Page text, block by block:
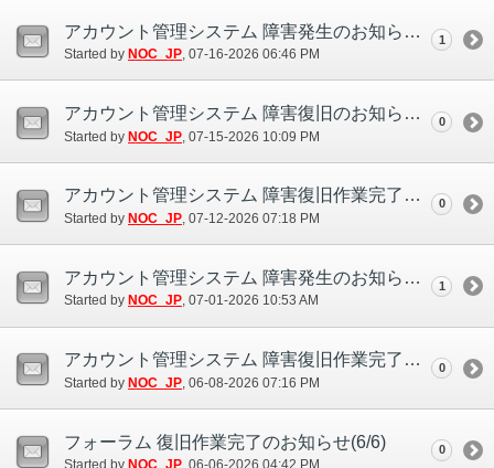
アカウント管理システム 障害発生のお知らせ(7/16)
Started by NOC_JP‎, 07-16-2026 06:46 PM
1
アカウント管理システム 障害復旧のお知らせ(7/15)
Started by NOC_JP ‎, 07-15-2026 10:09 PM
0
アカウント管理システム 障害復旧作業完了のお知らせ(7/12)
Started by NOC_JP‎, 07-12-2026 07:18 PM
0
アカウント管理システム 障害発生のお知らせ(7/1)
Started by NOC_JP‎, 07-01-2026 10:53 AM
1
アカウント管理システム 障害復旧作業完了のお知らせ(6/8)
Started by NOC_JP ‎, 06-08-2026 07:16 PM
0
フォーラム 復旧作業完了のお知らせ(6/6)
Started by NOC_JP‎, 06-06-2026 04:42 PM
0